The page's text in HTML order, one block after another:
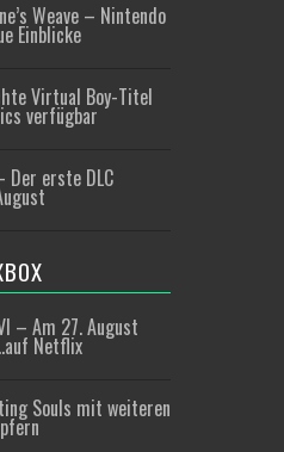
Weave – Nintendo
Einblicke
Virtual Boy-Titel
verfügbar
Der erste DLC
– Am 27. August
Netflix
Souls mit weiteren